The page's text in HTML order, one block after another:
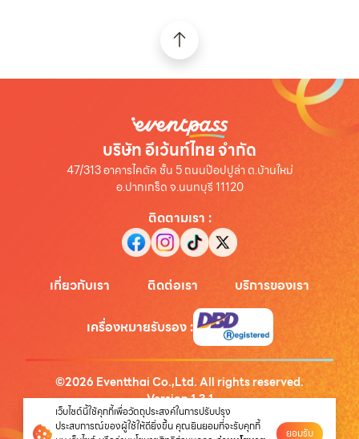
บริษัท อีเว้นท์ไทย จำกัด
47/313 อาคารไคตัค ชั้น 5 ถนนป๊อปปูล่า ต.บ้านใหม่
อ.ปากเกร็ด จ.นนทบุรี 11120
ติดตามเรา :
เกี่ยวกับเรา ติดต่อเรา บริการของเรา
เครื่องหมายรับรอง:
©2026 Eventthai Co.,Ltd. All rights reserved.
Version1.3.1
นโยบายความเป็นส่วนตัว
เว็บไซต์นี้ใช้คุกกี้เพื่อวัตถุประสงค์ในการปรับปรุง
ประสบการณ์ของผู้ใช้ให้ดียิ่งขึ้น คุณยินยอมที่จะรับคุกกี้
ยอมรับ